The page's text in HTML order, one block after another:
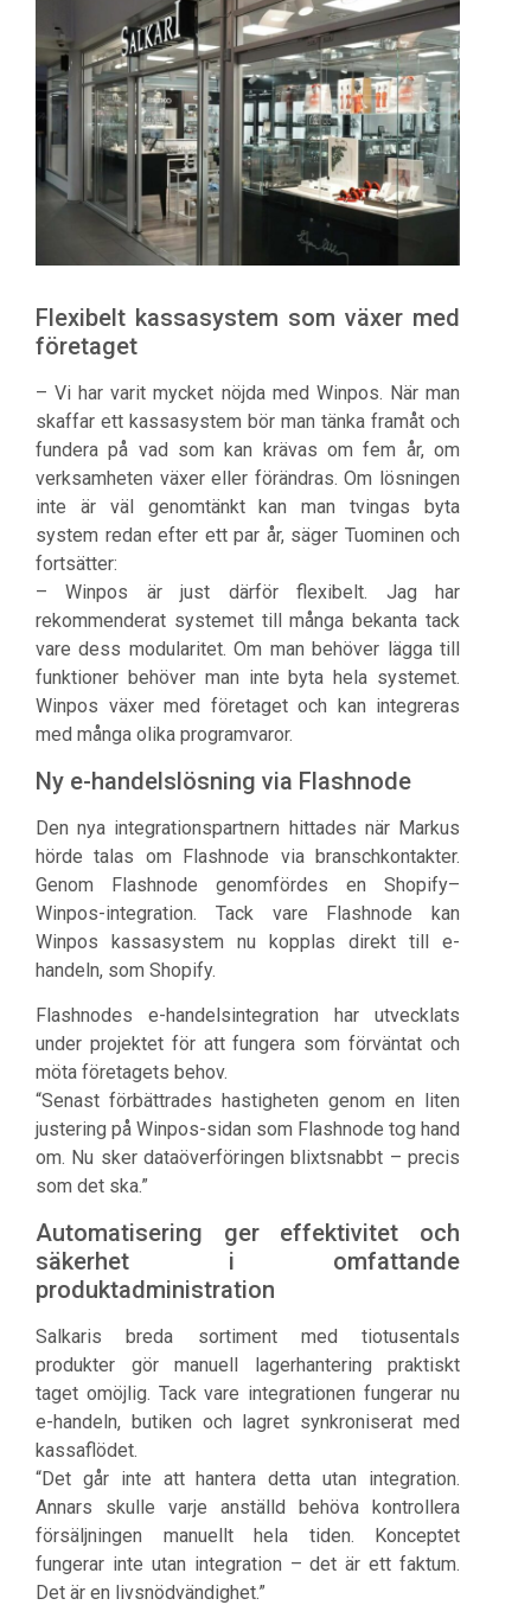
Flexibelt kassasystem som växer med
företaget
– Vi har varit mycket nöjda med Winpos. När man
skaffar ett kassasystem bör man tänka framåt och
fundera på vad som kan krävas om fem år, om
verksamheten växer eller förändras. Om lösningen
inte är väl genomtänkt kan man tvingas byta
system redan efter ett par år, säger Tuominen och
fortsätter:
– Winpos är just därför flexibelt. Jag har
rekommenderat systemet till många bekanta tack
vare dess modularitet. Om man behöver lägga till
funktioner behöver man inte byta hela systemet.
Winpos växer med företaget och kan integreras
med många olika programvaror.
Ny e-handelslösning via Flashnode
Den nya integrationspartnern hittades när Markus
hörde talas om Flashnode via branschkontakter.
Genom Flashnode genomfördes en Shopify–
Winpos-integration. Tack vare Flashnode kan
Winpos kassasystem nu kopplas direkt till e-
handeln, som Shopify.
Flashnodes e-handelsintegration har utvecklats
under projektet för att fungera som förväntat och
möta företagets behov.
“Senast förbättrades hastigheten genom en liten
justering på Winpos-sidan som Flashnode tog hand
om. Nu sker dataöverföringen blixtsnabbt – precis
som det ska.”
Automatisering ger effektivitet och
säkerhet i omfattande
produktadministration
Salkaris breda sortiment med tiotusentals
produkter gör manuell lagerhantering praktiskt
taget omöjlig. Tack vare integrationen fungerar nu
e-handeln, butiken och lagret synkroniserat med
kassaflödet.
“Det går inte att hantera detta utan integration.
Annars skulle varje anställd behöva kontrollera
försäljningen manuellt hela tiden. Konceptet
fungerar inte utan integration – det är ett faktum.
Det är en livsnödvändighet.”